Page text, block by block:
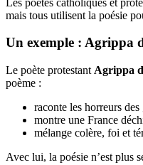
mais tous utilisent la poésie
Un exemple : Agrippa
Le poète protestant Agrippa
poème :
raconte les horreurs des
montre une France
mélange colère, foi et
Avec lui, la poésie n’est plus